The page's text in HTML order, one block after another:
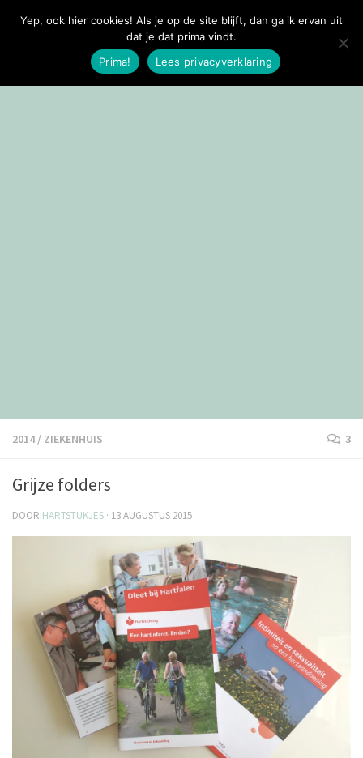
Doorgaan naar inhoud
2014 / ZIEKENHUIS 3
Grijze folders
DOOR HARTSTUKJES · 13 AUGUSTUS 2015
Yep, ook hier cookies! Als je op de site blijft, dan ga ik ervan uit
dat je dat prima vindt.
Prima!
Lees privacyverklaring